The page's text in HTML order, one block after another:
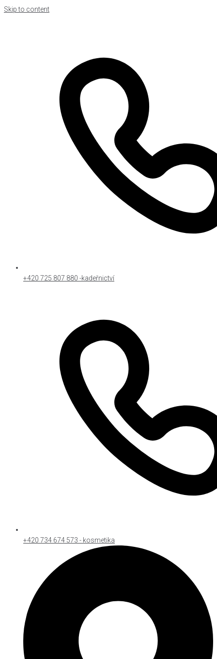
Skip to content
+420 725 807 880 -kadeřnictví
+420 734 674 573 - kosmetika